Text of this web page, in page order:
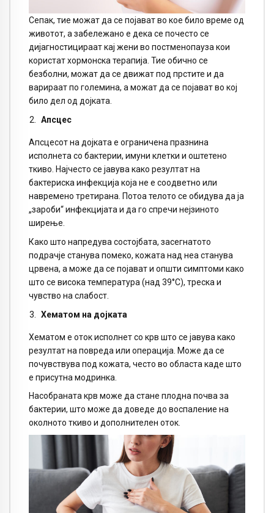
Сепак, тие можат да се појават во кое било време од
животот, а забележано е дека се почесто се
дијагностицираат кај жени во постменопауза кои
користат хормонска терапија. Тие обично се
безболни, можат да се движат под прстите и да
варираат по големина, а можат да се појават во кој
било дел од дојката.
Апсцес
Апсцесот на дојката е ограничена празнина
исполнета со бактерии, имуни клетки и оштетено
ткиво. Најчесто се јавува како резултат на
бактериска инфекција која не е соодветно или
навремено третирана. Потоа телото се обидува да ја
„зароби“ инфекцијата и да го спречи нејзиното
ширење.
Како што напредува состојбата, засегнатото
подрачје станува помеко, кожата над неа станува
црвена, а може да се појават и општи симптоми како
што се висока температура (над 39°C), треска и
чувство на слабост.
Хематом на дојката
Хематом е оток исполнет со крв што се јавува како
резултат на повреда или операција. Може да се
почувствува под кожата, често во областа каде што
е присутна модринка.
Насобраната крв може да стане плодна почва за
бактерии, што може да доведе до воспаление на
околното ткиво и дополнителен оток.